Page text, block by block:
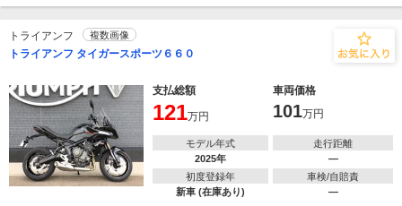
トライアンフ 複数画像
トライアンフ タイガースポーツ６６０
支払総額 車両価格
121万円 101万円
モデル年式
2025年
走行距離
―
初度登録年
新車 (在庫あり)
車検/自賠責
―